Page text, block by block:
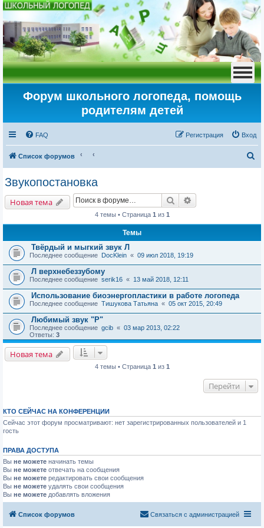
Форум школьного логопеда, помощь
родителям детей
FAQ Вход
Регистрация
Список форумов
о
Звукопостановка
Новая тема Поиск
4 темы • Страница 1 из 1
Темы
Твёрдый и мыгкий звук Л
Последнее сообщение DocKlein « 09 июл 2018, 19:19
Л верхнебеззубому
Последнее сообщение serik16 « 13 май 2018, 12:11
Использование биоэнергопластики в работе логопеда
Последнее сообщение Тишукова Татьяна « 05 окт 2015, 20:49
Любимый звук "Р"
Последнее сообщение gcib « 03 мар 2013, 02:22
Ответы: 3
Новая тема
4 темы • Страница 1 из 1
Перейти
КТО СЕЙЧАС НА КОНФЕРЕНЦИИ
Сейчас этот форум просматривают: нет зарегистрированных пользователей и 1
гость
ПРАВА ДОСТУПА
Вы не можете начинать темы
Вы не можете отвечать на сообщения
Вы не можете редактировать свои сообщения
Вы не можете удалять свои сообщения
Вы не можете добавлять вложения
Список форумов Связаться с администрацией